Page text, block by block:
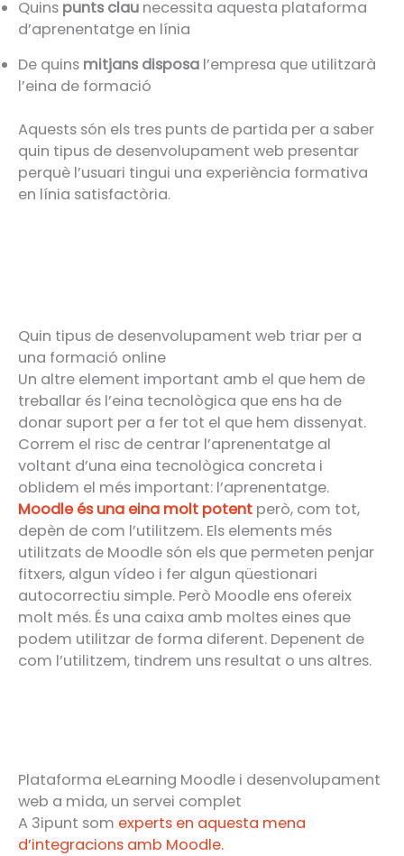
Quins punts clau necessita aquesta plataforma
d’aprenentatge en línia
De quins mitjans disposa l’empresa que utilitzarà
l’eina de formació
Aquests són els tres punts de partida per a saber
quin tipus de desenvolupament web presentar
perquè l’usuari tingui una experiència formativa
en línia satisfactòria.
Quin tipus de desenvolupament web triar per a
una formació online
Un altre element important amb el que hem de
treballar és l’eina tecnològica que ens ha de
donar suport per a fer tot el que hem dissenyat.
Correm el risc de centrar l’aprenentatge al
voltant d’una eina tecnològica concreta i
oblidem el més important: l’aprenentatge.
Moodle és una eina molt potent però, com tot,
depèn de com l’utilitzem. Els elements més
utilitzats de Moodle són els que permeten penjar
fitxers, algun vídeo i fer algun qüestionari
autocorrectiu simple. Però Moodle ens ofereix
molt més. És una caixa amb moltes eines que
podem utilitzar de forma diferent. Depenent de
com l’utilitzem, tindrem uns resultat o uns altres.
Plataforma eLearning Moodle i desenvolupament
web a mida, un servei complet
A 3ipunt som experts en aquesta mena
d’integracions amb Moodle.